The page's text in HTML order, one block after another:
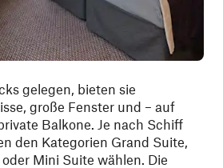
gelegen, bieten sie
große Fenster und – auf
Balkone. Je nach Schiff
den Kategorien Grand Suite,
Mini Suite wählen. Die